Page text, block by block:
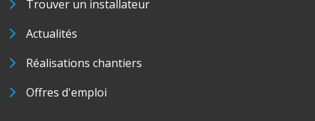
Trouver un installateur
Actualités
Réalisations chantiers
Offres d'emploi